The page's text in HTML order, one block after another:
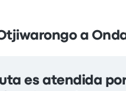
a
es atendida